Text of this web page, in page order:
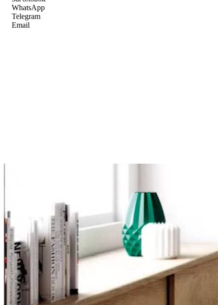
WhatsApp
Telegram
Email